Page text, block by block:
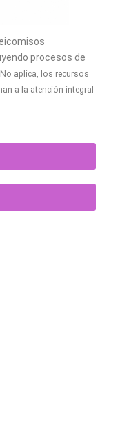
procesos de
No aplica, los recursos
a la atención integral